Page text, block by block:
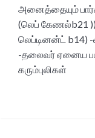
அனைத்தையும் பார்க
(லெப் கேணல்b21
லெப்டினன்ட் b14)
-தலைவர் ஏனைய
கரும்புலிகள்